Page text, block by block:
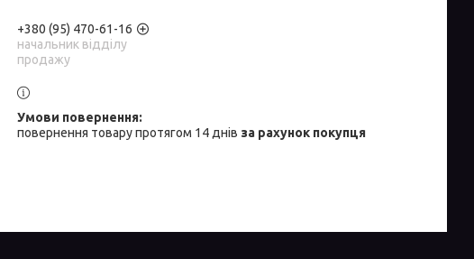
+380 (95) 470-61-16
начальник відділу
продажу
повернення товару протягом 14 днів за рахунок покупця